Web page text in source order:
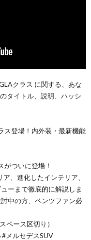
クラス に関する、あな
タイトル、説明、ハッシ
ス登場！内外装・最新機能
がついに登場！
、進化したインテリア、
ーまで徹底的に解説しま
中の方、ベンツファン必
ペース区切り）
メルセデスSUV